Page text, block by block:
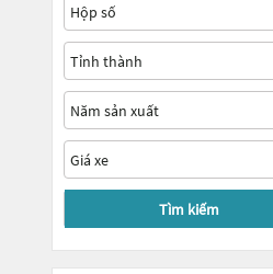
Tìm kiếm